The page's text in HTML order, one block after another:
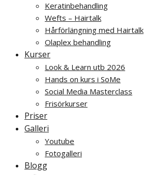
Keratinbehandling
Wefts – Hairtalk
Hårförlängning med Hairtalk
Olaplex behandling
Kurser
Look & Learn utb 2026
Hands on kurs i SoMe
Social Media Masterclass
Frisörkurser
Priser
Galleri
Youtube
Fotogalleri
Blogg